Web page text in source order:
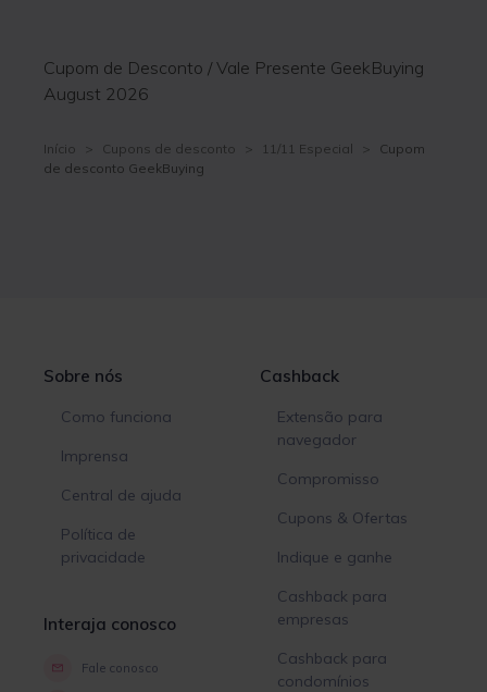
Cupom de Desconto / Vale Presente GeekBuying
August 2026
Início > Cupons de desconto > 11/11 Especial >
Cupom
de desconto GeekBuying
Sobre nós
Como funciona
Imprensa
Central de ajuda
Política de
privacidade
Interaja conosco
Fale conosco
Cashback
Extensão para
navegador
Compromisso
Cupons & Ofertas
Indique e ganhe
Cashback para
empresas
Cashback para
condomínios